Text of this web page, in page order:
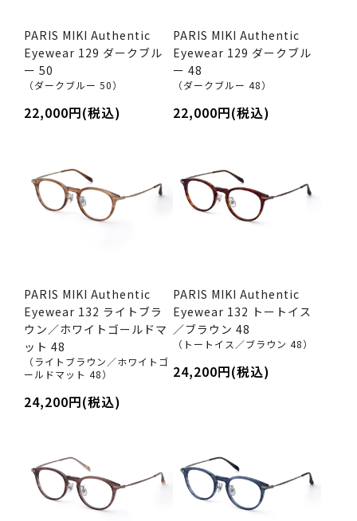
PARIS MIKI Authentic
Eyewear 129 ダークブル
ー 50
（ダークブルー 50）
22,000円(税込)
PARIS MIKI Authentic
Eyewear 129 ダークブル
ー 48
（ダークブルー 48）
22,000円(税込)
PARIS MIKI Authentic
Eyewear 132 ライトブラ
ウン／ホワイトゴールドマ
ット 48
（ライトブラウン／ホワイトゴ
ールドマット 48）
24,200円(税込)
PARIS MIKI Authentic
Eyewear 132 トートイス
／ブラウン 48
（トートイス／ブラウン 48）
24,200円(税込)